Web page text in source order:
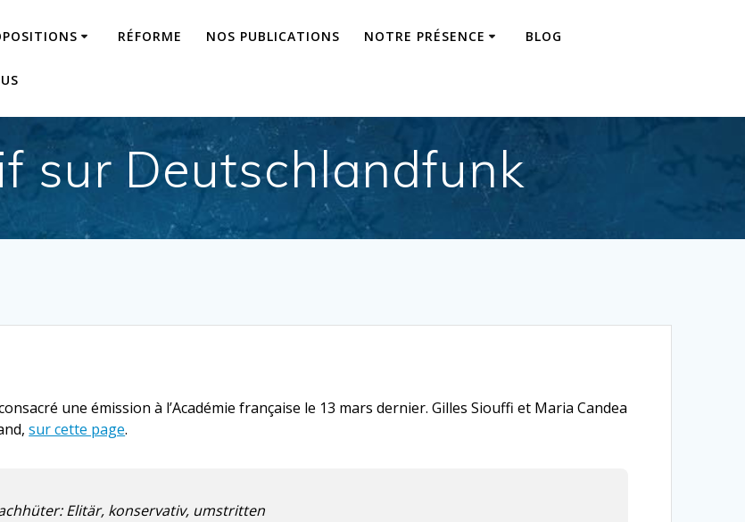
RÉFORME NOS PUBLICATIONS NOTRE PRÉSENCE BLOG
sur Deutschlandfunk
une émission à l’Académie française le 13 mars dernier. Gilles Siouffi et Maria Candea
sur cette page.
Elitär, konservativ, umstritten